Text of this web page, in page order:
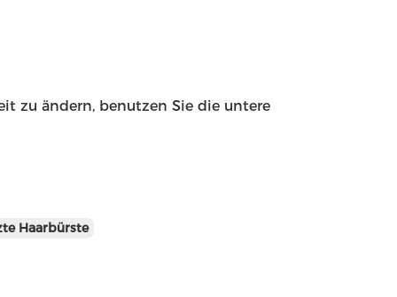
zu ändern, benutzen Sie die untere
Haarbürste